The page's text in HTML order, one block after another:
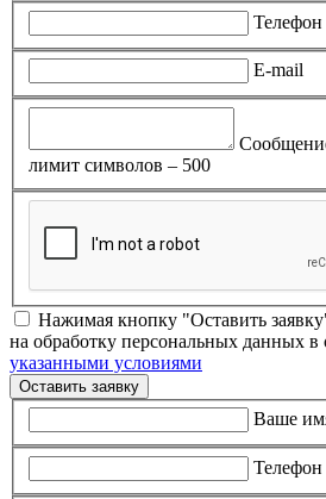
Телефон
E-mail
лимит символов – 500
Нажимая кнопку "Оставить
на обработку персональных данных в
указанными условиями
Оставить заявку
Ваше
Телефон